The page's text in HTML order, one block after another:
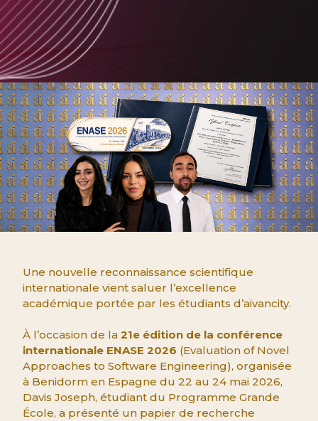
Une nouvelle reconnaissance scientifique
internationale vient saluer l’excellence
académique portée par les étudiants d’aivancity.
À l’occasion de la 21e édition de la conférence
internationale ENASE 2026 (Evaluation of Novel
Approaches to Software Engineering), organisée
à Benidorm en Espagne du 22 au 24 mai 2026,
Davis Joseph, étudiant du Programme Grande
École, a présenté un papier de recherche